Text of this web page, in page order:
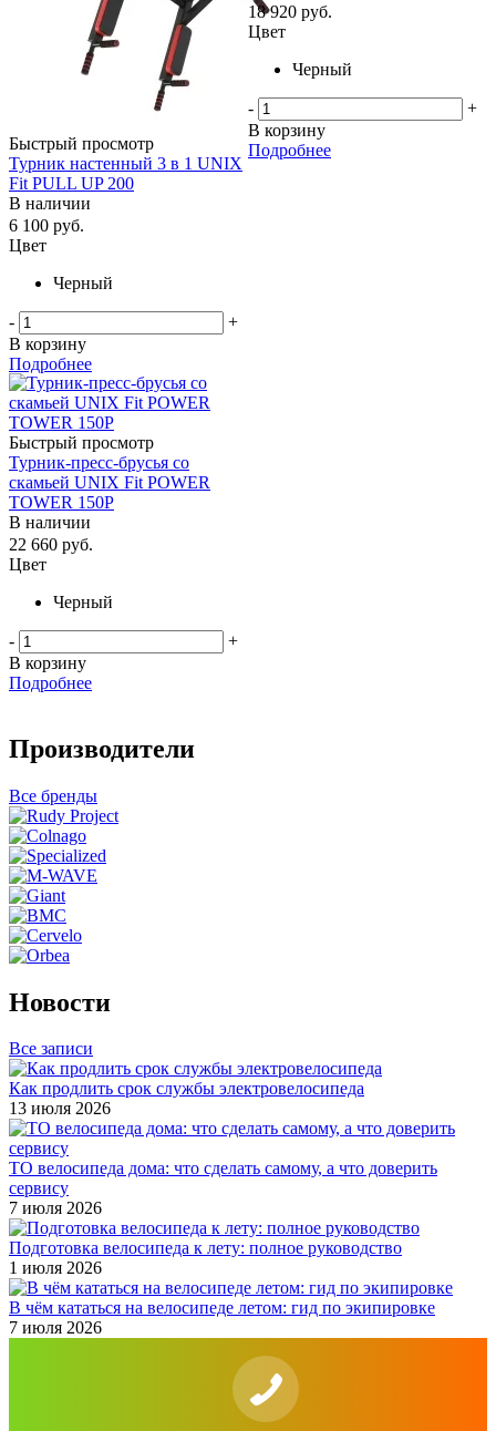
Быстрый просмотр
Турник настенный 3 в 1 UNIX
Fit PULL UP 200
В наличии
6 100 руб.
Цвет
Черный
-
+
В корзину
Подробнее
18 920 руб.
Цвет
Черный
-
+
В корзину
Подробнее
Быстрый просмотр
Турник-пресс-брусья со
скамьей UNIX Fit POWER
TOWER 150P
В наличии
22 660 руб.
Цвет
Черный
-
+
В корзину
Подробнее
Производители
Все бренды
Новости
Все записи
Как продлить срок службы электровелосипеда
13 июля 2026
ТО велосипеда дома: что сделать самому, а что доверить
сервису
7 июля 2026
Подготовка велосипеда к лету: полное руководство
1 июля 2026
В чём кататься на велосипеде летом: гид по экипировке
7 июля 2026